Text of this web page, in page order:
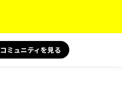
コミュニティを見る